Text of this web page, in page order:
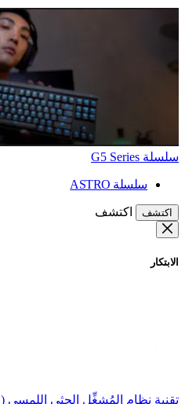
سلسلة G5 Series
سلسلة ASTRO
اكتشف اكتشف
الابتكار
تقنية نظام المُشغِّل الحثي اللمسي (HITS)